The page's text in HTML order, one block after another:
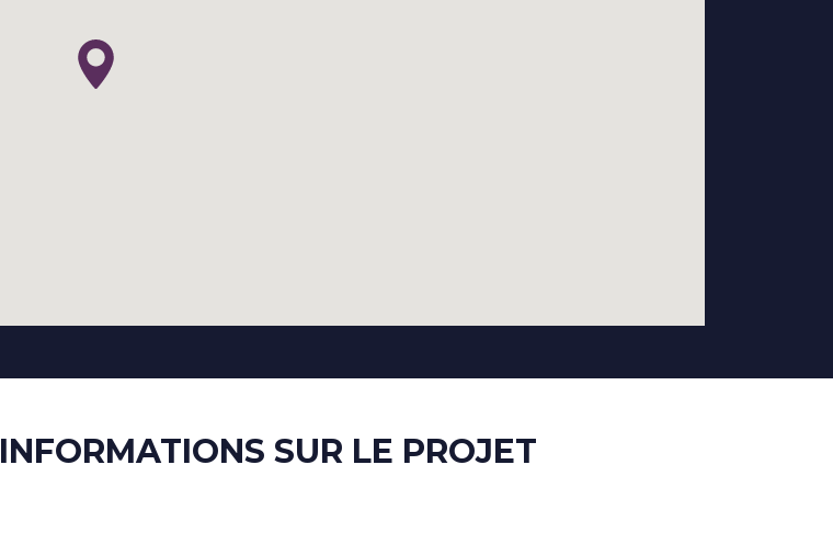
SUR LE PROJET